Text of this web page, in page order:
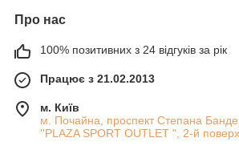
Про нас
100% позитивних з 24 відгуків за рік
Працює з 21.02.2013
м. Київ
м. Почайна, проспект Степана
''PLAZA SPORT OUTLET ", 2-й